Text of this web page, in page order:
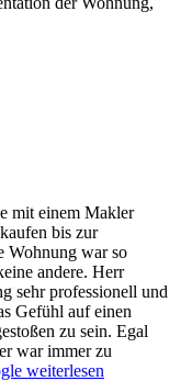
mit einem Makler
bis zur
Wohnung war so
andere. Herr
sehr professionell und
Gefühl auf einen
zu sein. Egal
war immer zu
weiterlesen